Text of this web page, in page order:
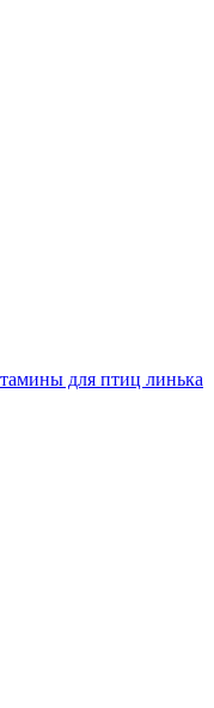
для птиц линька